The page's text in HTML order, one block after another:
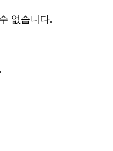
없습니다.